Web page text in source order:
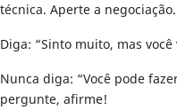
técnica. Aperte a negociação.
Diga: “Sinto muito, mas
Nunca diga: “Você pode
pergunte, afirme!